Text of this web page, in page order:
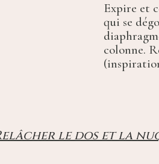
Expire et
qui se
colonne.
le dos et la